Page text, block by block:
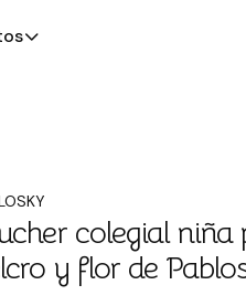
colegial
y flor de